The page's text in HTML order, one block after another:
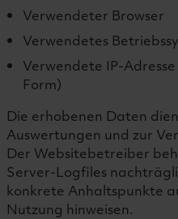
Verwendeter Browser
Verwendetes
Verwendete IP-
Form)
Die erhobenen Daten
Auswertungen und zur
Der Websitebetreiber
Server-Logfiles
konkrete Anhaltspunkte
Nutzung hinweisen.